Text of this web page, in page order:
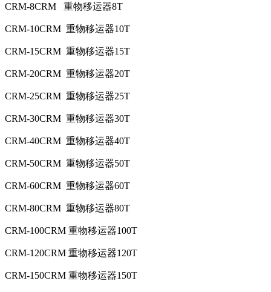
CRM-8CRM 重物移运器8T
CRM-10CRM 重物移运器10T
CRM-15CRM 重物移运器15T
CRM-20CRM 重物移运器20T
CRM-25CRM 重物移运器25T
CRM-30CRM 重物移运器30T
CRM-40CRM 重物移运器40T
CRM-50CRM 重物移运器50T
CRM-60CRM 重物移运器60T
CRM-80CRM 重物移运器80T
CRM-100CRM 重物移运器100T
CRM-120CRM 重物移运器120T
CRM-150CRM 重物移运器150T